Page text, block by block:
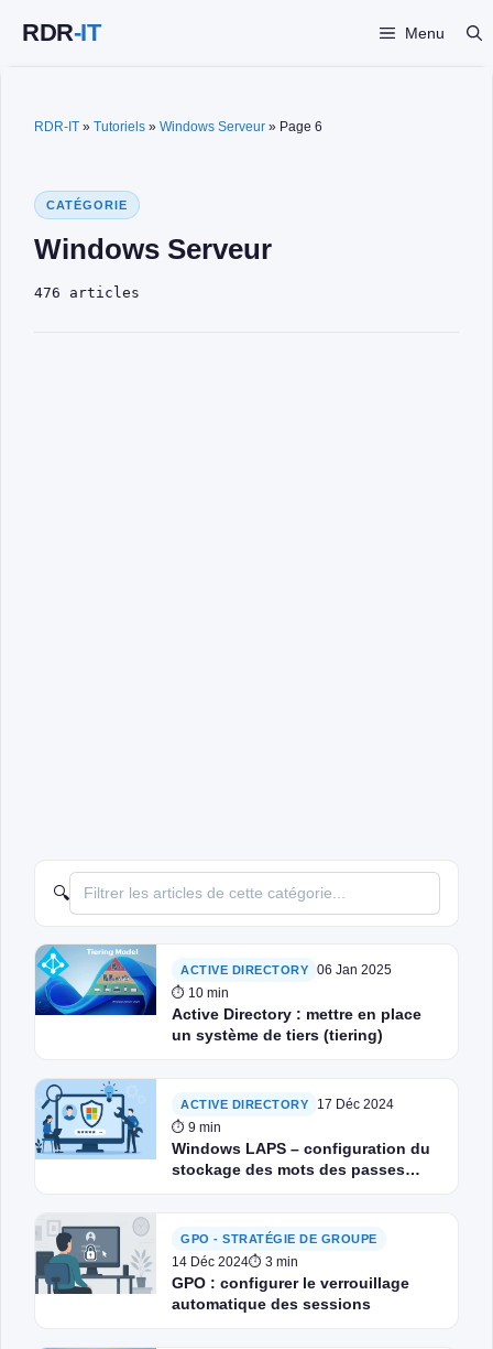
Menu
RDR-IT » Tutoriels » Windows Serveur » Page 6
CATÉGORIE
Windows Serveur
476 articles
🔍
ACTIVE DIRECTORY
06 Jan 2025
⏱ 10 min
Active Directory : mettre en place
un système de tiers (tiering)
ACTIVE DIRECTORY
17 Déc 2024
⏱ 9 min
Windows LAPS – configuration du
stockage des mots des passes
GPO - STRATÉGIE DE GROUPE
14 Déc 2024⏱ 3 min
GPO : configurer le verrouillage
automatique des sessions